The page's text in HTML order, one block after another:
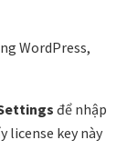
WordPress,
để nhập
license key này